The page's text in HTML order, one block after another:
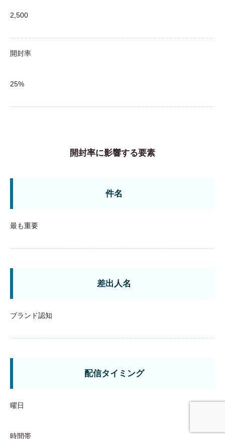
2,500
開封率
25%
開封率に影響する要素
件名
最も重要
差出人名
ブランド認知
配信タイミング
曜日
時間帯